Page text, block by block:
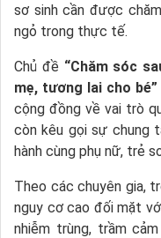
sơ sinh cần được
ngỏ trong thực tế.
Chủ đề “Chăm sóc
mẹ, tương lai cho bé”
cộng đồng về vai trò
còn kêu gọi sự chung
hành cùng phụ nữ, trẻ
Theo các chuyên gia,
nguy cơ cao đối mặt
nhiễm trùng, trầm